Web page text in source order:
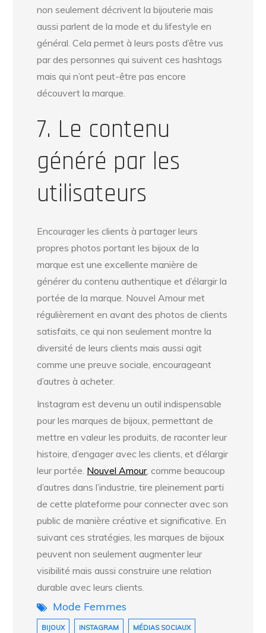
non seulement décrivent la bijouterie mais
aussi parlent de la mode et du lifestyle en
général. Cela permet à leurs posts d’être vus
par des personnes qui suivent ces hashtags
mais qui n’ont peut-être pas encore
découvert la marque.
7. Le contenu
généré par les
utilisateurs
Encourager les clients à partager leurs
propres photos portant les bijoux de la
marque est une excellente manière de
générer du contenu authentique et d’élargir la
portée de la marque. Nouvel Amour met
régulièrement en avant des photos de clients
satisfaits, ce qui non seulement montre la
diversité de leurs clients mais aussi agit
comme une preuve sociale, encourageant
d’autres à acheter.
Instagram est devenu un outil indispensable
pour les marques de bijoux, permettant de
mettre en valeur les produits, de raconter leur
histoire, d’engager avec les clients, et d’élargir
leur portée. Nouvel Amour, comme beaucoup
d’autres dans l’industrie, tire pleinement parti
de cette plateforme pour connecter avec son
public de manière créative et significative. En
suivant ces stratégies, les marques de bijoux
peuvent non seulement augmenter leur
visibilité mais aussi construire une relation
durable avec leurs clients.
Mode Femmes
BIJOUX INSTAGRAM MÉDIAS SOCIAUX